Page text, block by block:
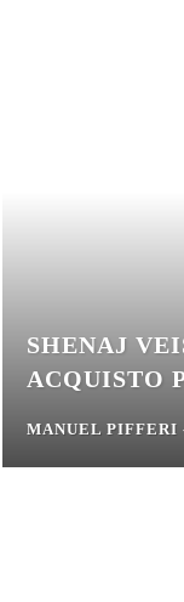
SHENAJ
ACQUISTO
MANUEL PIFFERI